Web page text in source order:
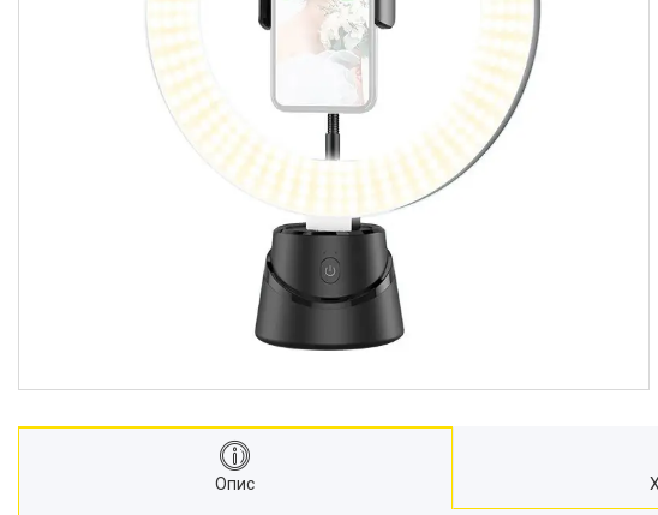
Поворотні столики
Все для предметної зйомки
Лайтбокси, фотобокси
Кільцеві лампи, товари для
Підсвічування, накамерне
Штативи для фотоапаратів і
Набір для блогера
Лінзи-об'єктиви для
смартфонів, фільтриОпис